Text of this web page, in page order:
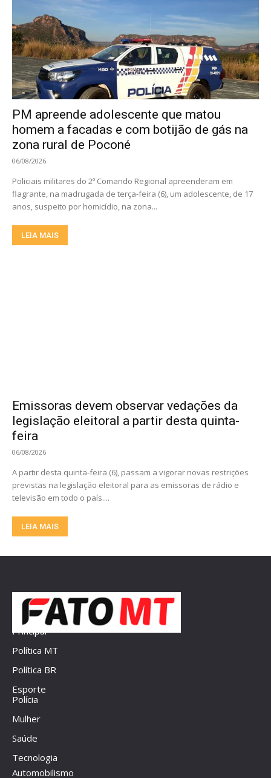
PM apreende adolescente que matou
homem a facadas e com botijão de gás na
zona rural de Poconé
06/08/2026
Policiais militares do 2º Comando Regional apreenderam em
flagrante, na madrugada de terça-feira (6), um adolescente, de 17
anos, suspeito por homicídio, na zona...
LEIA MAIS
Emissoras devem observar vedações da
legislação eleitoral a partir desta quinta-
feira
06/08/2026
A partir desta quinta-feira (6), passam a vigorar novas restrições
previstas na legislação eleitoral para as emissoras de rádio e
televisão em todo o país....
LEIA MAIS
Principal
Política MT
Política BR
Esporte
Polícia
Mulher
Saúde
Tecnologia
Automobilismo